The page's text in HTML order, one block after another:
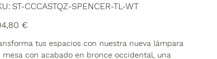
SKU
ST-
TL-
WT
ST-CCCASTQZ-SPENCER-TL-WT
€
tus espacios con nuestra nueva lámpara
mesa con acabado en bronce occidental, una